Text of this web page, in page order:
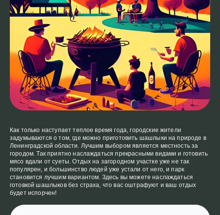
Как только наступает теплое время года, городские жители
задумываются о том, где можно приготовить шашлыки на природе в
Ленинградской области. Лучшим выбором является местность за
городом. Так приятно наслаждаться прекрасными видами и готовить
мясо вдали от суеты. Отдых на загородном участке уже не так
популярен, и большинство людей уже устали от него, и парк
становится лучшим вариантом. Здесь вы можете наслаждаться
готовкой шашлыков без страха, что вас оштрафуют и ваш отдых
будет испорчен!